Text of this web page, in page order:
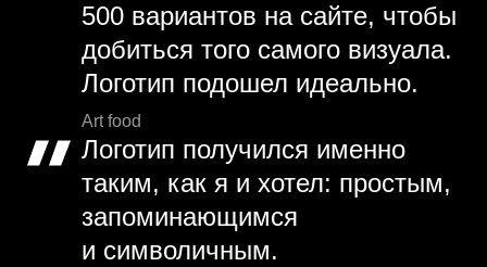
500 вариантов на сайте, чтобы
добиться того самого визуала.
Логотип подошел идеально.
Art food
Логотип получился именно
таким, как я и хотел: простым,
запоминающимся
и символичным.